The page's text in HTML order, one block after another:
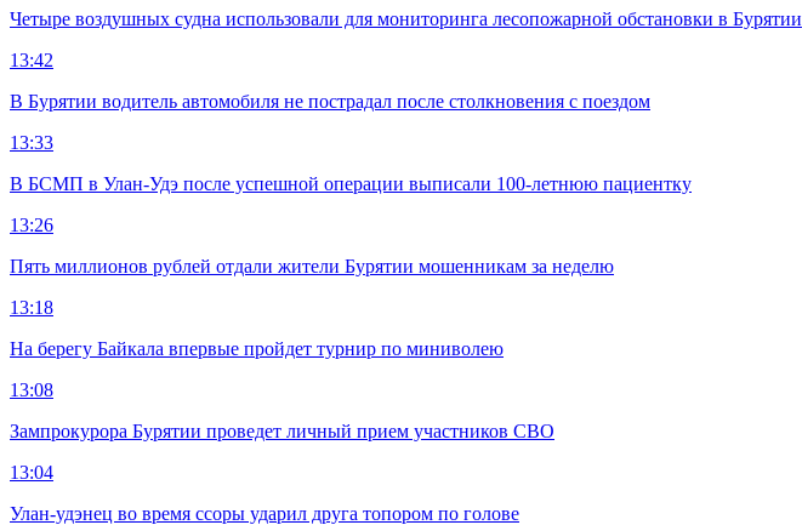
Четыре воздушных судна использовали для мониторинга лесопожарной обстановки в Бурятии
13:42
В Бурятии водитель автомобиля не пострадал после столкновения с поездом
13:33
В БСМП в Улан-Удэ после успешной операции выписали 100-летнюю пациентку
13:26
Пять миллионов рублей отдали жители Бурятии мошенникам за неделю
13:18
На берегу Байкала впервые пройдет турнир по миниволею
13:08
Зампрокурора Бурятии проведет личный прием участников СВО
13:04
Улан-удэнец во время ссоры ударил друга топором по голове